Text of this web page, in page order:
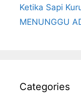
Ketika Sapi
MENUNGGU
Categories